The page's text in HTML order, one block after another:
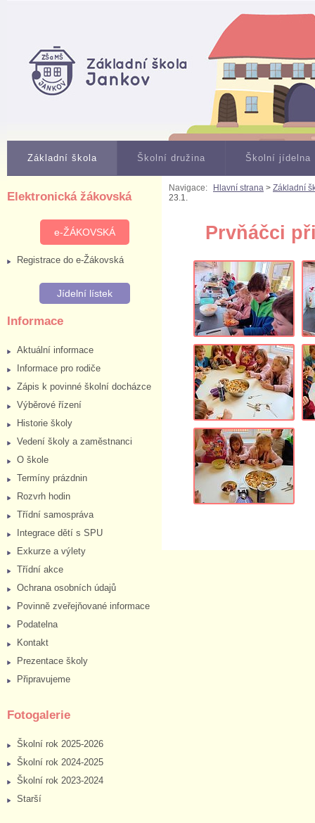
Základní škola Školní družina Školní jídelna
Elektronická žákovská
e-ŽÁKOVSKÁ
Registrace do e-Žákovská
Jídelní lístek
Informace
Aktuální informace
Informace pro rodiče
Zápis k povinné školní docházce
Výběrové řízení
Historie školy
Vedení školy a zaměstnanci
O škole
Termíny prázdnin
Rozvrh hodin
Třídní samospráva
Integrace dětí s SPU
Exkurze a výlety
Třídní akce
Ochrana osobních údajů
Povinně zveřejňované informace
Podatelna
Kontakt
Prezentace školy
Připravujeme
Fotogalerie
Školní rok 2025-2026
Školní rok 2024-2025
Školní rok 2023-2024
Starší
Navigace: Hlavní strana > Základní
23.1.
Prvňáčci